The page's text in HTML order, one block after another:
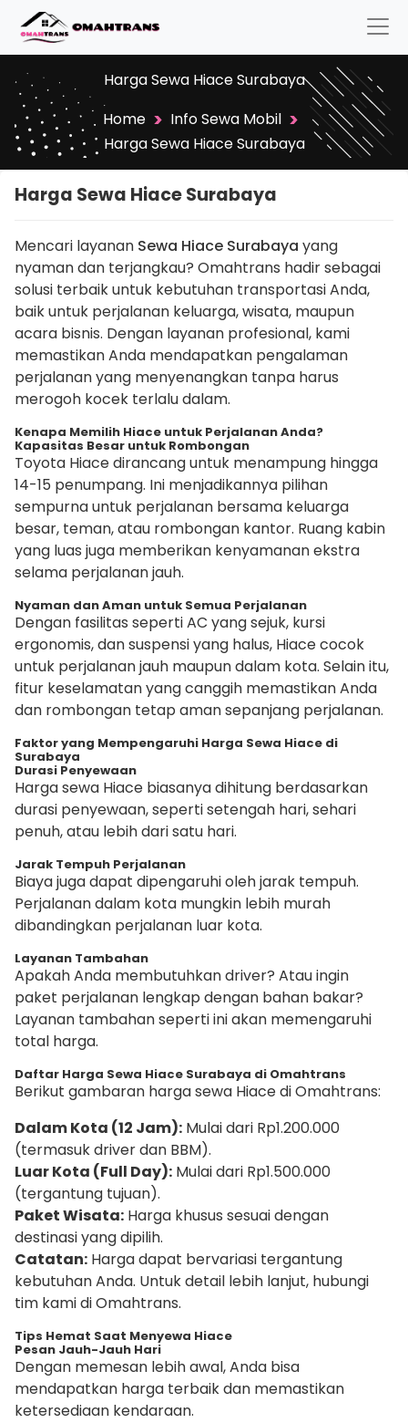
Harga Sewa Hiace Surabaya
Home > Info Sewa Mobil >
Harga Sewa Hiace Surabaya
Harga Sewa Hiace Surabaya
Mencari layanan Sewa Hiace Surabaya yang
nyaman dan terjangkau? Omahtrans hadir sebagai
solusi terbaik untuk kebutuhan transportasi Anda,
baik untuk perjalanan keluarga, wisata, maupun
acara bisnis. Dengan layanan profesional, kami
memastikan Anda mendapatkan pengalaman
perjalanan yang menyenangkan tanpa harus
merogoh kocek terlalu dalam.
Kenapa Memilih Hiace untuk Perjalanan Anda?
Kapasitas Besar untuk Rombongan
Toyota Hiace dirancang untuk menampung hingga
14-15 penumpang. Ini menjadikannya pilihan
sempurna untuk perjalanan bersama keluarga
besar, teman, atau rombongan kantor. Ruang kabin
yang luas juga memberikan kenyamanan ekstra
selama perjalanan jauh.
Nyaman dan Aman untuk Semua Perjalanan
Dengan fasilitas seperti AC yang sejuk, kursi
ergonomis, dan suspensi yang halus, Hiace cocok
untuk perjalanan jauh maupun dalam kota. Selain itu,
fitur keselamatan yang canggih memastikan Anda
dan rombongan tetap aman sepanjang perjalanan.
Faktor yang Mempengaruhi Harga Sewa Hiace di
Surabaya
Durasi Penyewaan
Harga sewa Hiace biasanya dihitung berdasarkan
durasi penyewaan, seperti setengah hari, sehari
penuh, atau lebih dari satu hari.
Jarak Tempuh Perjalanan
Biaya juga dapat dipengaruhi oleh jarak tempuh.
Perjalanan dalam kota mungkin lebih murah
dibandingkan perjalanan luar kota.
Layanan Tambahan
Apakah Anda membutuhkan driver? Atau ingin
paket perjalanan lengkap dengan bahan bakar?
Layanan tambahan seperti ini akan memengaruhi
total harga.
Daftar Harga Sewa Hiace Surabaya di Omahtrans
Berikut gambaran harga sewa Hiace di Omahtrans:
Dalam Kota (12 Jam): Mulai dari Rp1.200.000
(termasuk driver dan BBM).
Luar Kota (Full Day): Mulai dari Rp1.500.000
(tergantung tujuan).
Paket Wisata: Harga khusus sesuai dengan
destinasi yang dipilih.
Catatan: Harga dapat bervariasi tergantung
kebutuhan Anda. Untuk detail lebih lanjut, hubungi
tim kami di Omahtrans.
Tips Hemat Saat Menyewa Hiace
Pesan Jauh-Jauh Hari
Dengan memesan lebih awal, Anda bisa
mendapatkan harga terbaik dan memastikan
ketersediaan kendaraan.